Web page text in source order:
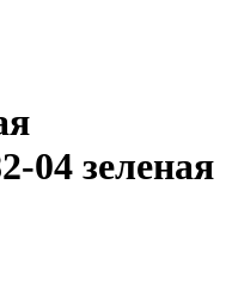
04 зеленая